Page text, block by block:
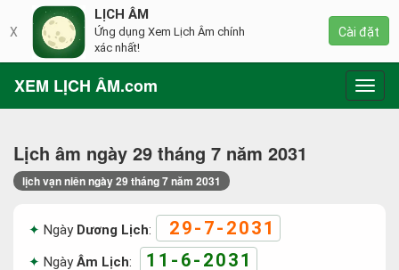
XEM LỊCH ÂM.com
Lịch âm ngày 29 tháng 7 năm 2031
lịch vạn niên ngày 29 tháng 7 năm 2031
Ngày Dương Lịch: 29-7-2031
NgàyÂm Lịch: 11-6-2031
X
LỊCH ÂM
Ứng dụng Xem Lịch Âm chính
xác nhất!
Cài đặt